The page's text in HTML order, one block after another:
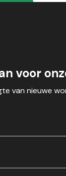
voor
van nieuwe